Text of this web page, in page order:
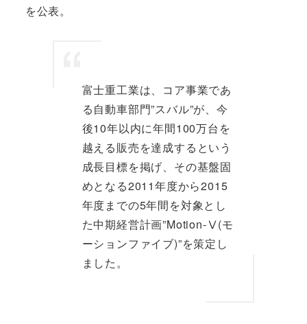
を公表。
富士重工業は、コア事業であ
る自動車部門”スバル”が、今
後10年以内に年間100万台を
越える販売を達成するという
成長目標を掲げ、その基盤固
めとなる2011年度から2015
年度までの5年間を対象とし
た中期経営計画”Motion-Ⅴ(モ
ーションファイブ)”を策定し
ました。